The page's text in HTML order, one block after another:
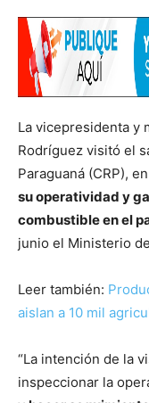
La vicepresidenta y
Rodríguez visitó el
Paraguaná (CRP),
su operatividad y
combustible en el
junio el Ministerio
Leer también:
aislan a 10 mil
“La intención de la
inspeccionar la